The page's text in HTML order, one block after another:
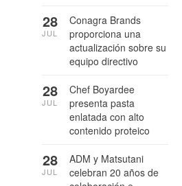
Conagra Brands
proporciona una
actualización sobre su
equipo directivo
28
JUL
Chef Boyardee
presenta pasta
enlatada con alto
contenido proteico
28
JUL
ADM y Matsutani
celebran 20 años de
28
JUL